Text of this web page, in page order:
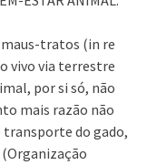
tratos (in re
vivo via terrestre
por si só, não
mais razão não
do gado,